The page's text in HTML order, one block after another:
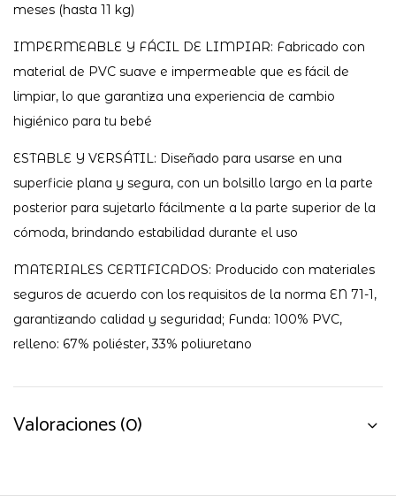
meses (hasta 11 kg)
IMPERMEABLE Y FÁCIL DE LIMPIAR: Fabricado con
material de PVC suave e impermeable que es fácil de
limpiar, lo que garantiza una experiencia de cambio
higiénico para tu bebé
ESTABLE Y VERSÁTIL: Diseñado para usarse en una
superficie plana y segura, con un bolsillo largo en la parte
posterior para sujetarlo fácilmente a la parte superior de la
cómoda, brindando estabilidad durante el uso
MATERIALES CERTIFICADOS: Producido con materiales
seguros de acuerdo con los requisitos de la norma EN 71-1,
garantizando calidad y seguridad; Funda: 100% PVC,
relleno: 67% poliéster, 33% poliuretano
Valoraciones (0)